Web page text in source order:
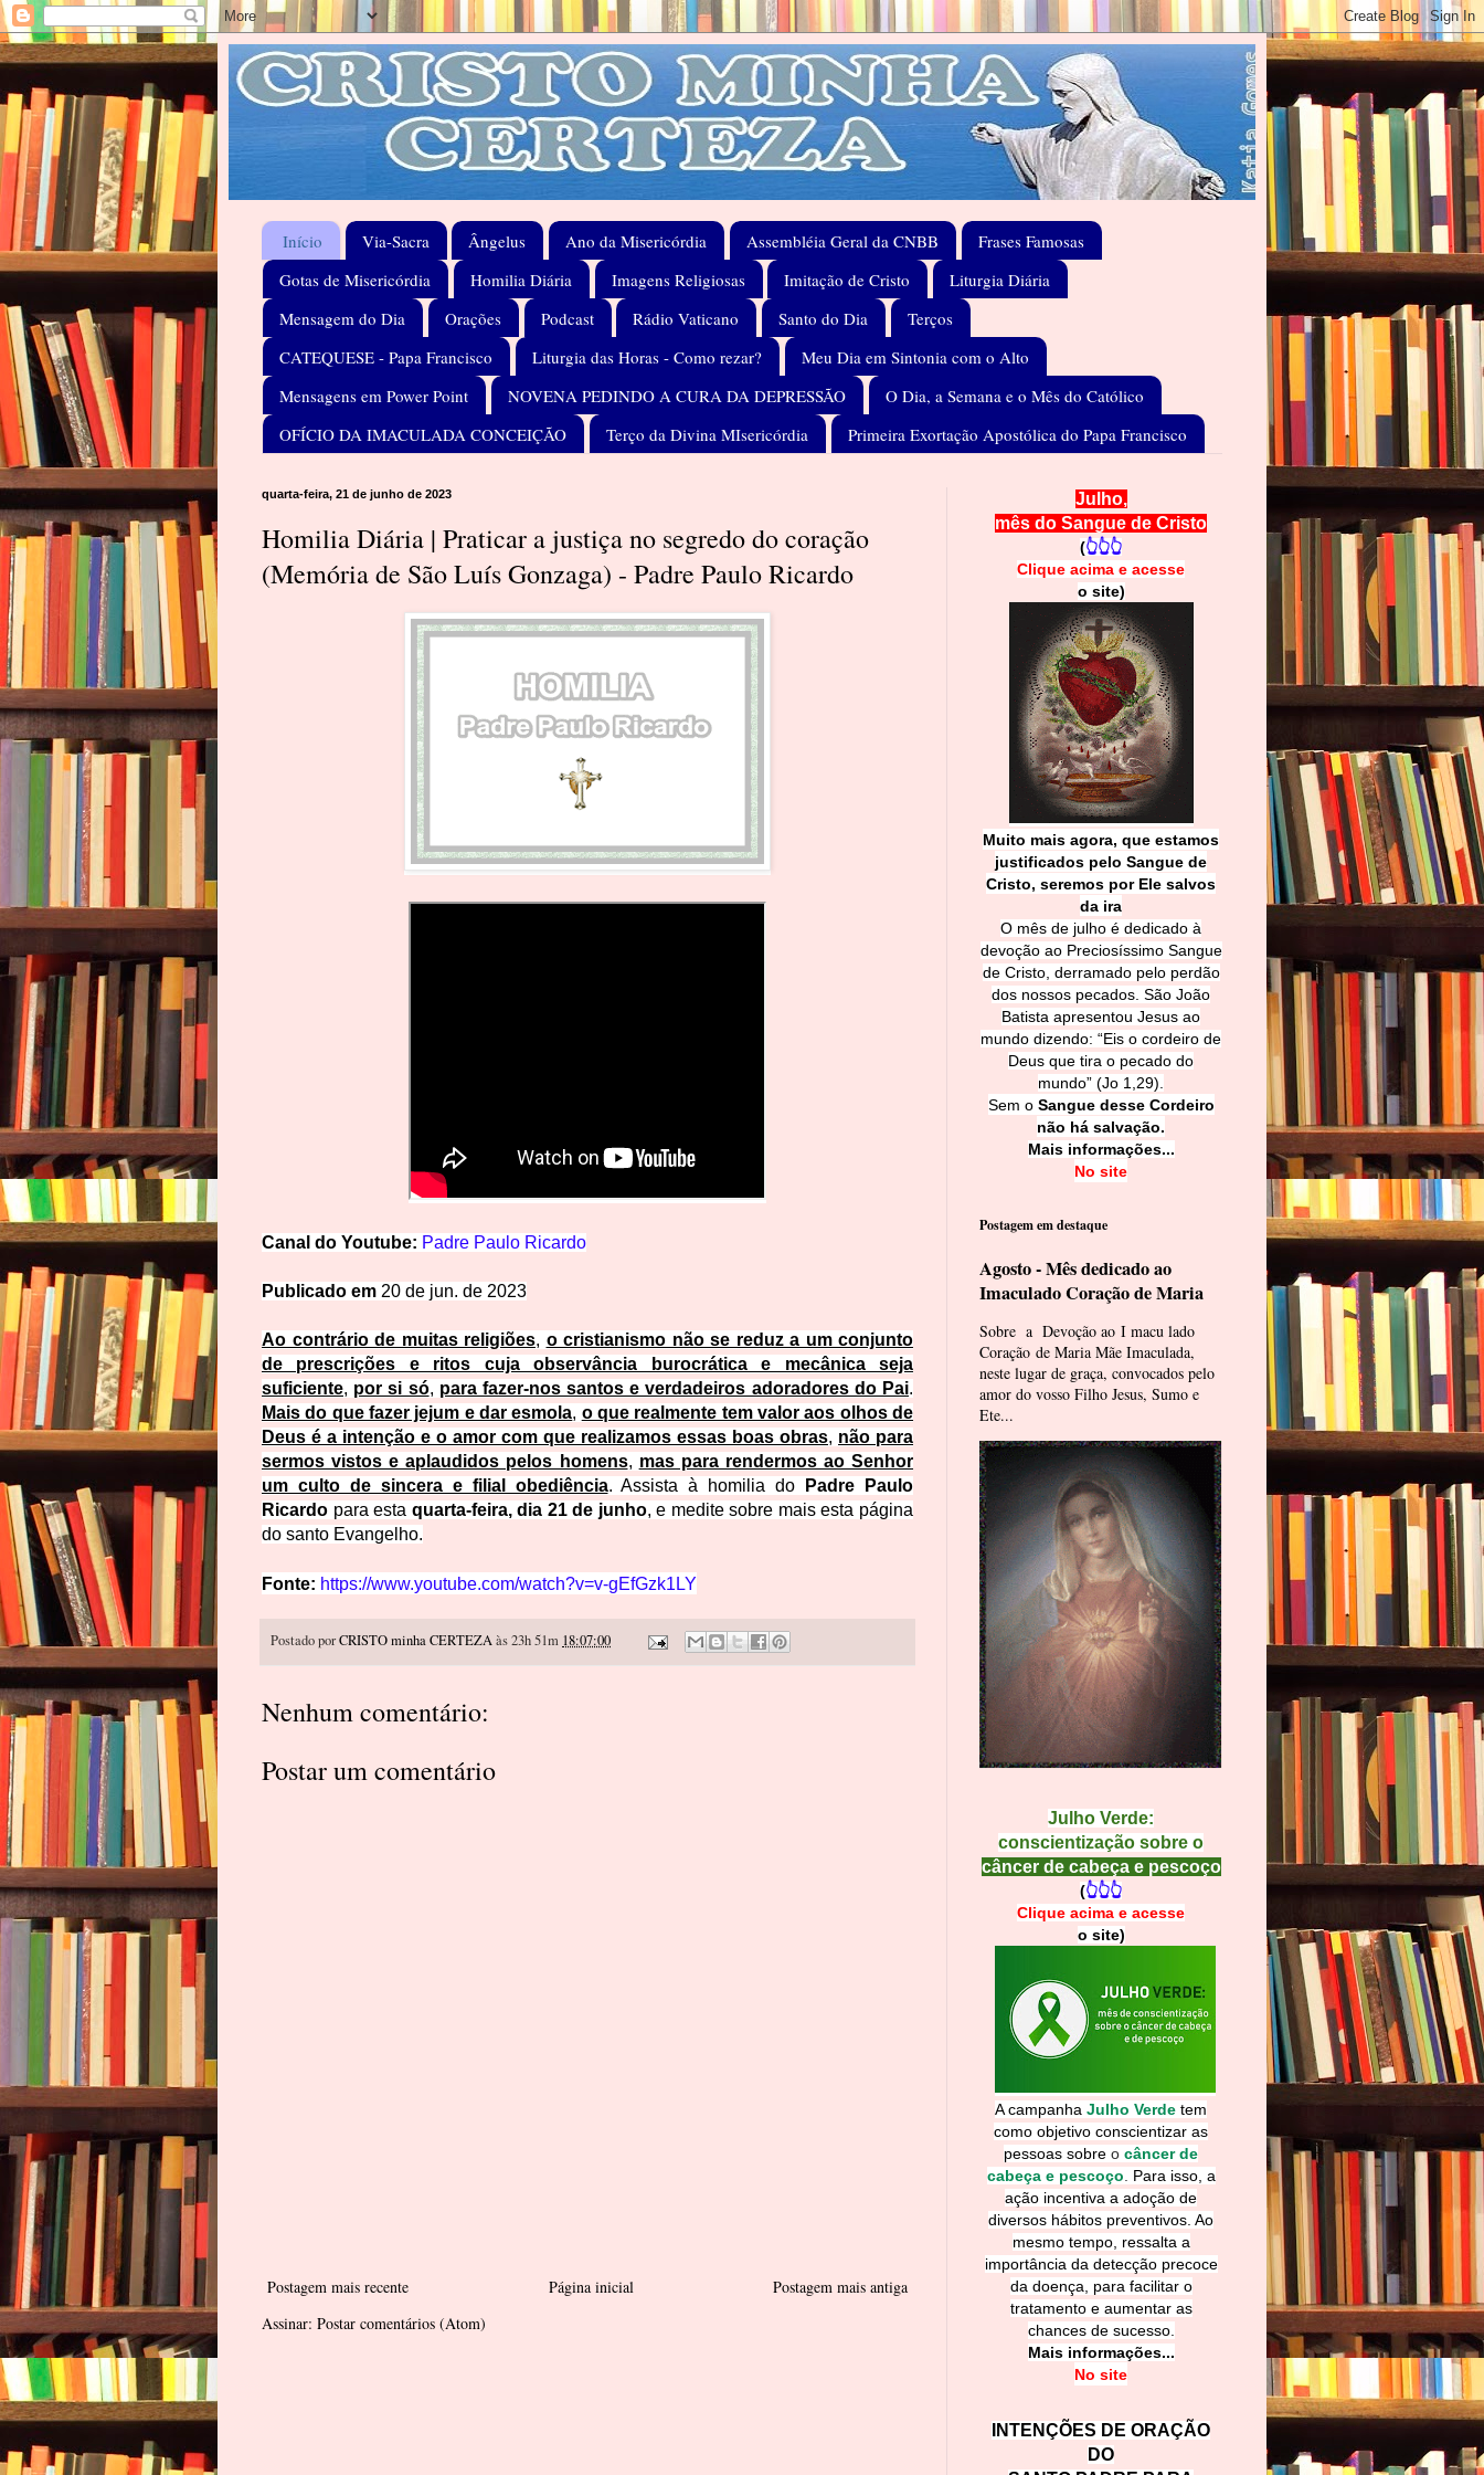
Início Via-Sacra Ângelus Ano da Misericórdia Assembléia Geral da CNBB
Frases Famosas
Gotas de Misericórdia
Homilia Diária Imagens Religiosas Imitação de Cristo
Liturgia Diária
Mensagem do Dia
Orações Podcast Rádio Vaticano Santo do Dia
Terços
CATEQUESE - Papa Francisco
Liturgia das Horas - Como rezar?
Meu Dia em Sintonia com o Alto
Mensagens em Power Point
NOVENA PEDINDO A CURA DA DEPRESSÃO
O Dia, a Semana e o Mês do Católico
OFÍCIO DA IMACULADA CONCEIÇÃO
Terço da Divina MIsericórdia Primeira Exortação Apostólica do Papa Francisco
quarta-feira, 21 de junho de 2023
Homilia Diária | Praticar a justiça no segredo do coração
(Memória de São Luís Gonzaga) - Padre Paulo Ricardo
Canal do Youtu be: Padre Paulo Ricardo
Publicado em 20 de jun. de 2023
Ao contrário de muitas religiões, o cristianismo não se reduz a um conjunto
de prescrições e ritos cuja observância burocrática e mecânica seja
suficiente, por si só, para fazer-nos santos e verdadeiros adoradores do Pai.
Mais do que fazer jejum e dar esmola, o que realmente tem valor aos olhos de
Deus é a intenção e o amor com que realizamos essas boas obras, não para
sermos vistos e aplaudidos pelos homens, mas para rendermos ao Senhor
um culto de sincera e filial obediência. Assista à homilia do
Padre Paulo
Ricardo para esta quarta-feira, dia 21 de junho, e medite sobre mais esta página
do santo Evangelho.
Fonte: https://www.youtube.com/watch?v=v-gEfGzk1LY
Postado porCRISTO minha CERTEZAàs 23h 51m 18:07:00
Nenhum comentário:
Postar um comentário
Postagem mais recente Postagem mais antiga
Página inicial
Assinar: Postar comentários (Atom)
Julho,
mês do Sangue de Cristo
(👆👆👆
Clique acima e acesse
o site)
Muito mais agora, que estamos
justificados pelo Sangue de
Cristo, seremos por Ele salvos
da ira
O mês de julho é dedicado à
devoção ao Preciosíssimo Sangue
de Cristo, derramado pelo perdão
dos nossos pecados. São João
Batista apresentou Jesus ao
mundo dizendo: “Eis o cordeiro de
Deus que tira o pecado do
mundo” (Jo 1,29).
Sem o Sangue desse Cordeiro
não há salvação.
Mais informações...
No site
Postagem em destaque
Agosto - Mês dedicado ao
Imaculado Coração de Maria
Sobre a Devoção ao I macu lado
Coração de Maria Mãe Imaculada,
neste lugar de graça, convocados pelo
amor do vosso Filho Jesus, Sumo e
Ete...
Julho Verde:
conscientização sobre o
câncer de cabeça e pescoço
(👆👆👆
Clique acima e acesse
o site)
A campanha Julho Verde tem
como objetivo conscientizar as
pessoas sobre o câncer de
cabeça e pescoço
Para isso, a
ação incentiva a adoção de
diversos hábitos preventivos. Ao
mesmo tempo, ressalta a
importância da detecção precoce
da doença, para facilitar o
tratamento e aumentar as
chances de sucesso.
Mais informações...
No site
INTENÇÕES DE ORAÇÃO
DO